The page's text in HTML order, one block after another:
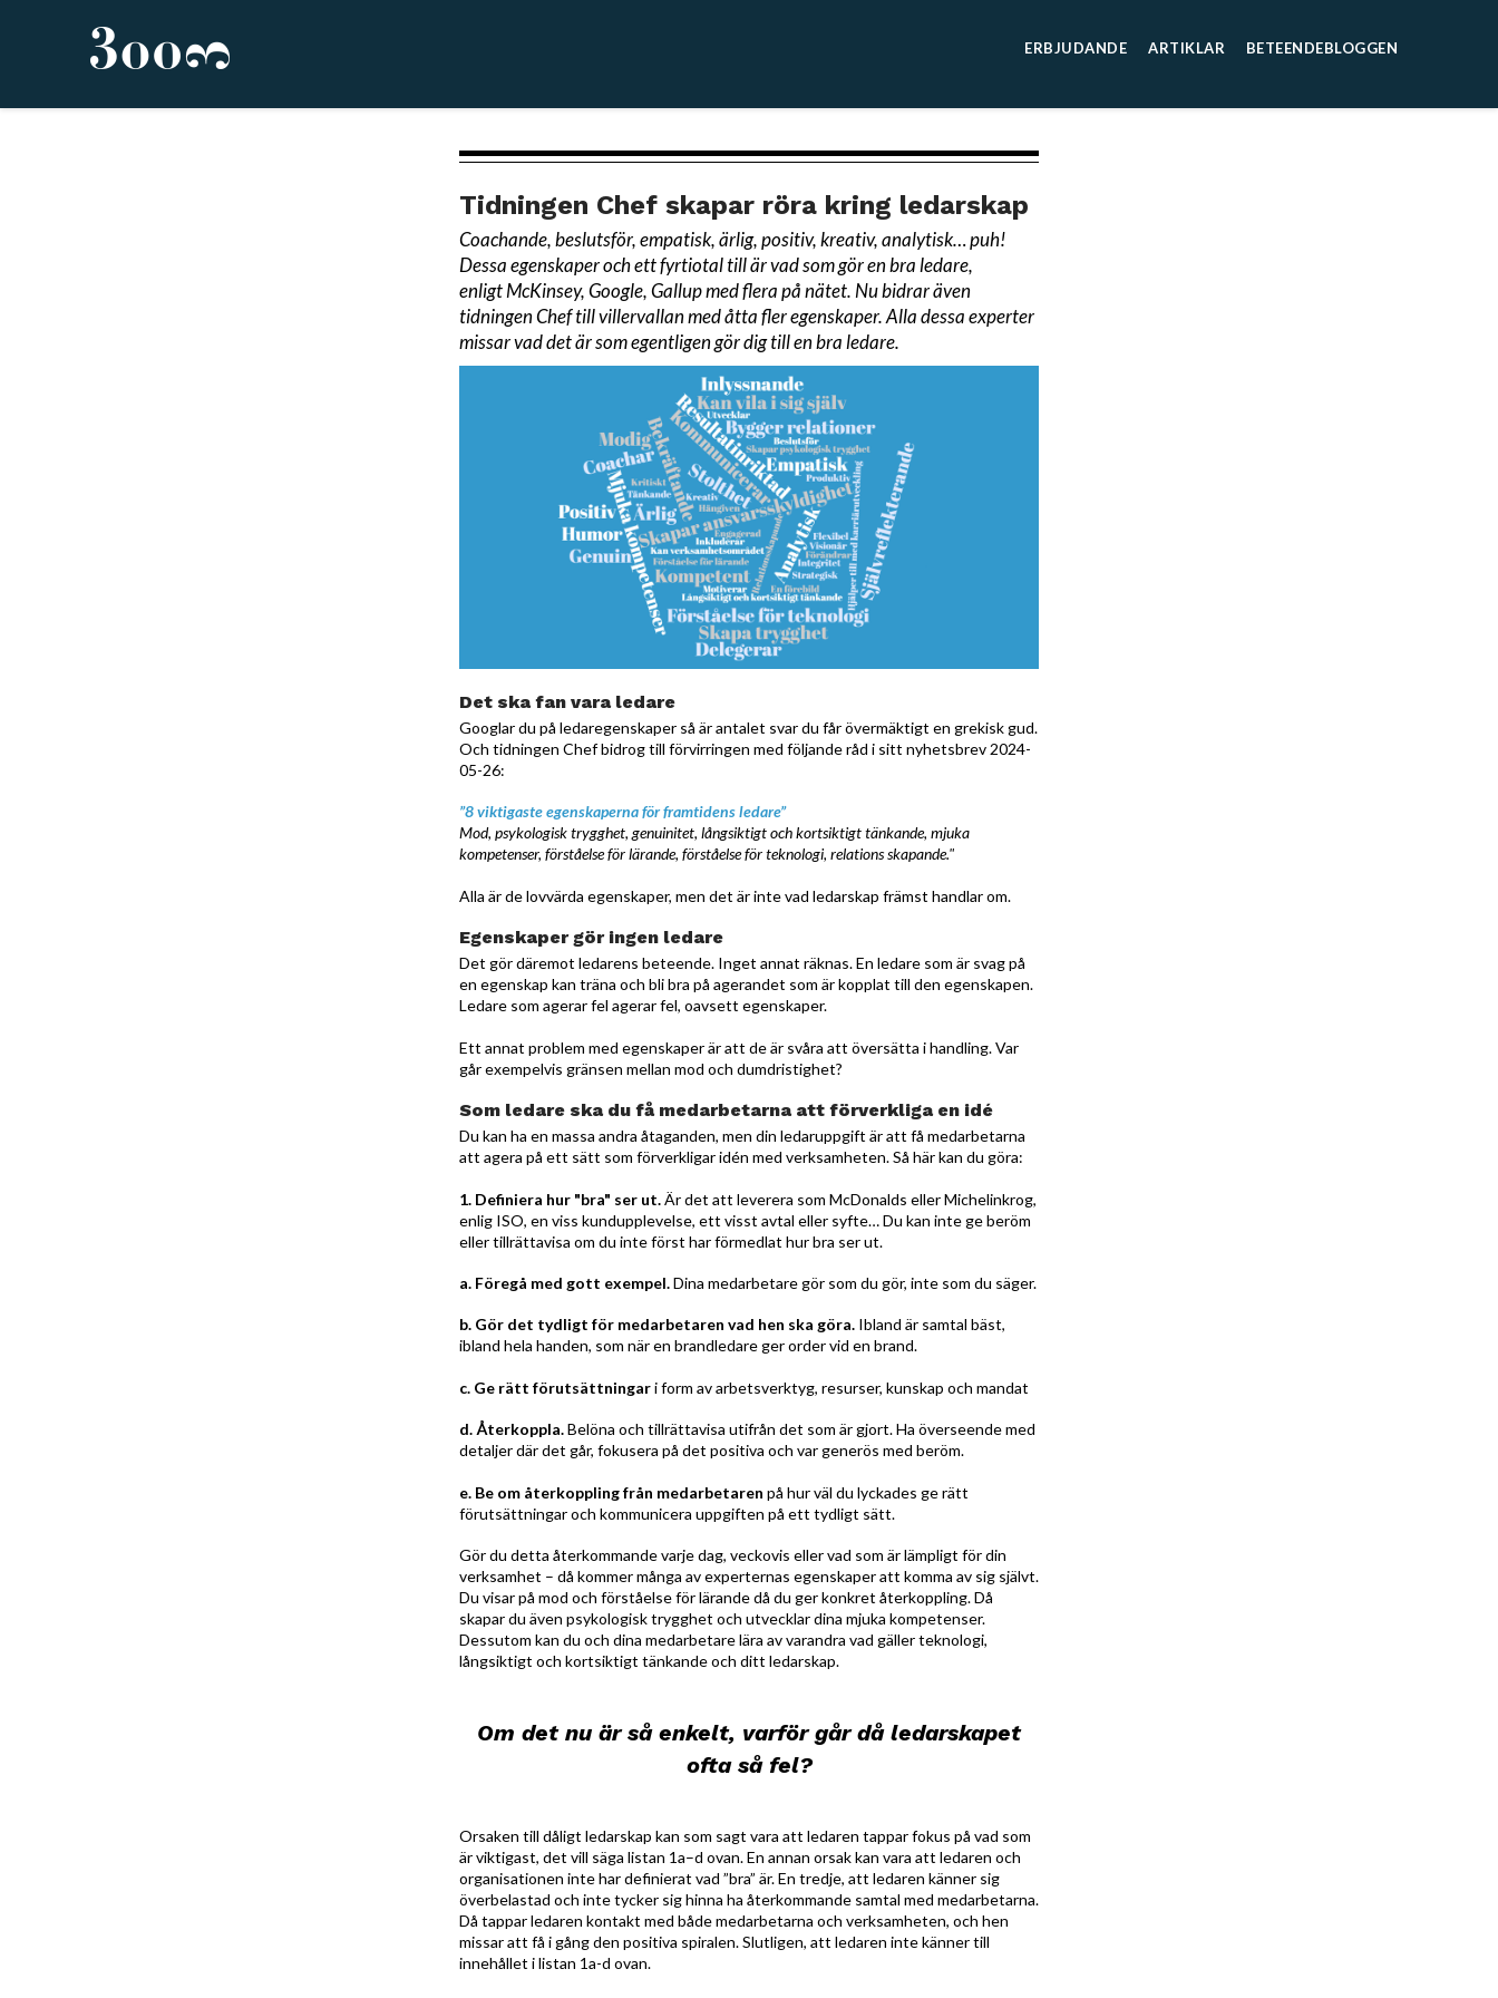
ERBJUDANDE ARTIKLAR BETEENDEBLOGGEN
Tidningen Chef skapar röra kring ledarskap
Coachande, beslutsför, empatisk, ärlig, positiv, kreativ, analytisk… puh!
Dessa egenskaper och ett fyrtiotal till är vad som gör en bra ledare,
enligtMcKinsey, Google, Gallup med flera på nätet. Nu bidrar även
tidningen Chef till villervallan med åtta fler egenskaper. Alla dessa experter
missar vad det är som egentligen gör dig till en bra ledare.
Det ska fan vara ledare
Googlar du på ledaregenskaper så är antalet svar du får övermäktigt en grekisk gud.
Och tidningen Chef bidrog till förvirringen med följande råd i sitt nyhetsbrev 2024-
05-26:
”8 viktigaste egenskaperna för framtidens ledare”
Mod, psykologisk trygghet, genuinitet, långsiktigt och kortsiktigt tänkande, mjuka
kompetenser, förståelse för lärande, förståelse för teknologi, relations skapande."
Alla är de lovvärda egenskaper, men det är inte vad ledarskap främst handlar om.
Egenskaper gör ingen ledare
Det gör däremot ledarens beteende. Inget annat räknas. En ledare som är svag på
en egenskap kan träna och bli bra på agerandet som är kopplat till den egenskapen.
Ledare som agerar fel agerar fel, oavsett egenskaper.
Ett annat problem med egenskaper är att de är svåra att översätta i handling. Var
går exempelvis gränsen mellan mod och dumdristighet?
Som ledare ska du få medarbetarna att förverkliga en idé
Du kan ha en massa andra åtaganden, men din ledaruppgift är att få medarbetarna
att agera på ett sätt som förverkligar idén med verksamheten. Så här kan du göra:
1. Definiera hur "bra" ser ut.Är det att leverera som McDonalds eller Michelinkrog,
enlig ISO, en viss kundupplevelse, ett visst avtal eller syfte… Du kan inte ge beröm
eller tillrättavisa om du inte först har förmedlat hur bra ser ut.
a. Föregå med gott exempel.Dina medarbetare gör som du gör, inte som du säger.
b. Gör det tydligt för medarbetaren vad hen ska göra. Ibland är samtal bäst,
ibland hela handen, som när en brandledare ger order vid en brand.
c. Ge rätt förutsättningari form av arbetsverktyg, resurser, kunskap och mandat
d. Återkoppla.Belöna och tillrättavisa utifrån det som är gjort. Ha överseende med
detaljer där det går, fokusera på det positiva och var generös med beröm.
e. Be om återkoppling från medarbetaren på hur väl du lyckades ge rätt
förutsättningar och kommunicera uppgiften på ett tydligt sätt.
Gör du detta återkommande varje dag, veckovis eller vad som är lämpligt för din
verksamhet – då kommer många av experternas egenskaper att komma av sig självt.
Du visar på mod och förståelse för lärande då du ger konkret återkoppling. Då
skapar du även psykologisk trygghet och utvecklar dina mjuka kompetenser.
Dessutom kan du och dina medarbetare lära av varandra vad gäller teknologi,
långsiktigt och kortsiktigt tänkande och ditt ledarskap.
Om det nu är så enkelt, varför går då ledarskapet
ofta så fel?
Orsaken till dåligt ledarskap kan som sagt vara att ledaren tappar fokus på vad som
är viktigast, det vill säga listan 1a–d ovan. En annan orsak kan vara att ledaren och
organisationen inte har definierat vad ”bra” är. En tredje, att ledaren känner sig
överbelastad och inte tycker sig hinna ha återkommande samtal med medarbetarna.
Då tappar ledaren kontakt med både medarbetarna och verksamheten, och hen
missar att få i gång den positiva spiralen. Slutligen, att ledaren inte känner till
innehållet i listan 1a-d ovan.